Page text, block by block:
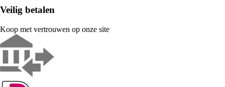
Veilig betalen
Koop met vertrouwen op onze site